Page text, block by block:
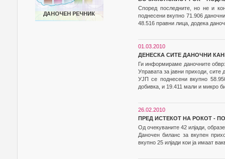
Според последните, но не и
поднесени вкупно 71.906
48.516 правни лица, додека
01.03.2010
ДЕНЕСКА СИТЕ ДАНОЧНИ
Ги информираме даночните
Управата за јавни приходи,
УЈП се поднесени вкупно
добивка, и 19.411 мали и микро
26.02.2010
ПРЕД ИСТЕКОТ НА РОКОТ -
Од очекуваните 42 илјади,
Даночен биланс за вкупен
вкупно 25 илјади кои ја имаат